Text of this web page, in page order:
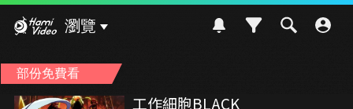
瀏覽
部份免費看
工作細胞BLACK